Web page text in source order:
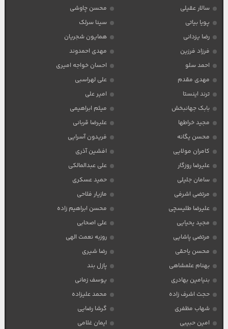
سالار عقیلی
محسن چاوشی
پویا بیاتی
سینا سرلک
رضا یزدانی
همایون شجریان
فرزاد فرزین
مهدی احمدوند
احمد سلو
احسان خواجه امیری
مهدی مقدم
علی لهراسبی
ترند اینستا
امیر علی
بابک جهانبخش
میثم ابراهیمی
مجید خراطها
علیرضا قربانی
محسن یگانه
فریدون آسرایی
کامران مولایی
افشین آذری
علیرضا روزگار
علی عبدالمالکی
سامان جلیلی
حمید عسکری
مرتضی اشرفی
مازیار فلاحی
علیرضا طلیسچی
محسن ابراهیم زاده
مجید یحیایی
علی اصحابی
مرتضی پاشایی
روزبه نعمت الهی
محسن یاحقی
رضا شیری
بهنام علمشاهی
پازل بند
بنیامین بهادری
یوسف زمانی
حجت اشرف زاده
محمد علیزاده
شهاب مظفری
گرشا رضایی
امین حبیبی
ایمان غلامی